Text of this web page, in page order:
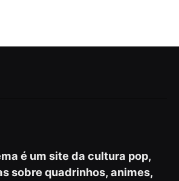
é um site da cultura pop,
sobre quadrinhos, animes,